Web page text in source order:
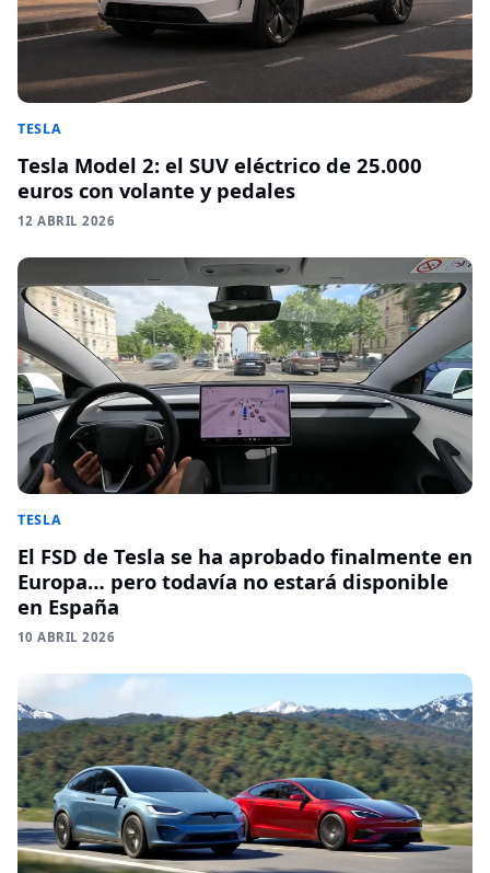
TESLA
Tesla Model 2: el SUV eléctrico de 25.000
euros con volante y pedales
12 ABRIL 2026
TESLA
El FSD de Tesla se ha aprobado finalmente en
Europa… pero todavía no estará disponible
en España
10 ABRIL 2026